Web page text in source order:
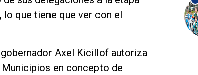
que tiene que ver con el
Axel Kicillof autoriza
en concepto de